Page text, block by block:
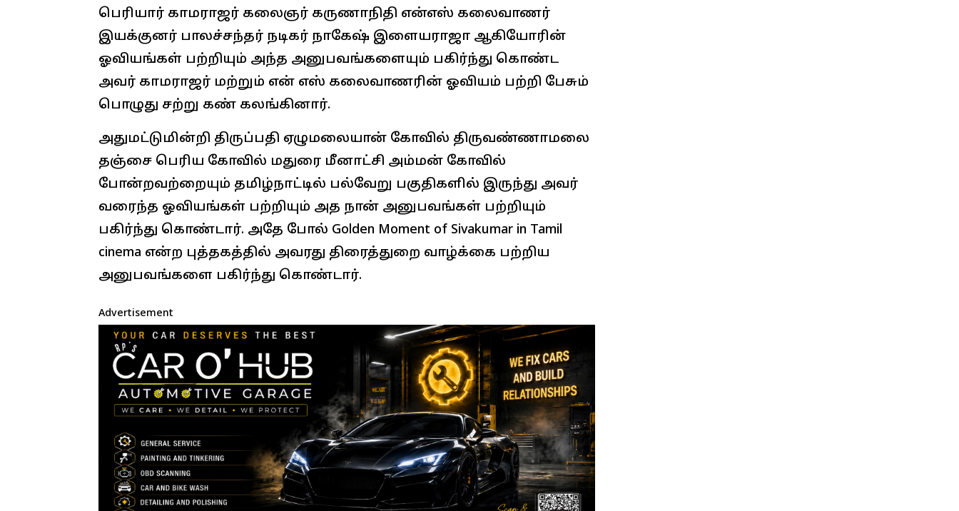
பெரியார் காமராஜர் கலைஞர் கருணாநிதி என்எஸ் கலைவாணர்
இயக்குனர் பாலச்சந்தர் நடிகர் நாகேஷ் இளையராஜா ஆகியோரின்
ஓவியங்கள் பற்றியும் அந்த அனுபவங்களையும் பகிர்ந்து கொண்ட
அவர் காமராஜர் மற்றும் என் எஸ் கலைவாணரின் ஓவியம் பற்றி பேசும்
பொழுது சற்று கண் கலங்கினார்.
அதுமட்டுமின்றி திருப்பதி ஏழுமலையான் கோவில் திருவண்ணாமலை
தஞ்சை பெரிய கோவில் மதுரை மீனாட்சி அம்மன் கோவில்
போன்றவற்றையும் தமிழ்நாட்டில் பல்வேறு பகுதிகளில் இருந்து அவர்
வரைந்த ஓவியங்கள் பற்றியும் அத நான் அனுபவங்கள் பற்றியும்
பகிர்ந்து கொண்டார். அதே போல் Golden Moment of Sivakumar in Tamil
cinema என்ற புத்தகத்தில் அவரது திரைத்துறை வாழ்க்கை பற்றிய
அனுபவங்களை பகிர்ந்து கொண்டார்.
Advertisement